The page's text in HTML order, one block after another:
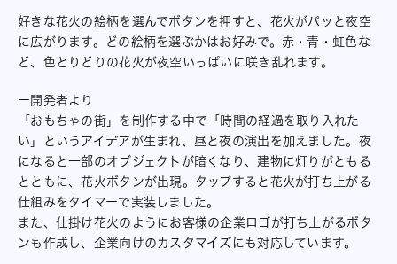
好きな花火の絵柄を選んでボタンを押すと、花火がパッと夜空
に広がります。どの絵柄を選ぶかはお好みで。赤・青・虹色な
ど、色とりどりの花火が夜空いっぱいに咲き乱れます。
ー開発者より
「おもちゃの街」を制作する中で「時間の経過を取り入れた
い」というアイデアが生まれ、昼と夜の演出を加えました。夜
になると一部のオブジェクトが暗くなり、建物に灯りがともる
とともに、花火ボタンが出現。タップすると花火が打ち上がる
仕組みをタイマーで実装しました。
また、仕掛け花火のようにお客様の企業ロゴが打ち上がるボタ
ンも作成し、企業向けのカスタマイズにも対応しています。